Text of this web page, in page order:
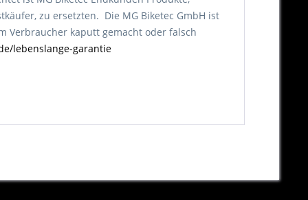
zu ersetzten. Die MG Biketec GmbH ist
Verbraucher kaputt gemacht oder falsch
lebenslange-garantie